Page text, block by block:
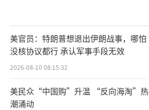
美官员：特朗普想退出伊朗战事，哪怕
没核协议都行 承认军事手段无效
2026-08-10 08:15:32
美民众“中国购”升温 “反向海淘”热
潮涌动